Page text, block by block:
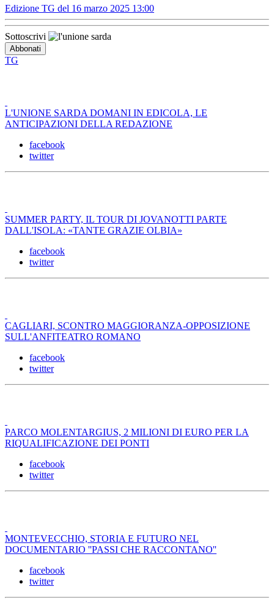
Edizione TG del 16 marzo 2025 13:00
Sottoscrivi
TG
L'UNIONE SARDA DOMANI IN EDICOLA, LE
ANTICIPAZIONI DELLA REDAZIONE
facebook
twitter
SUMMER PARTY, IL TOUR DI JOVANOTTI PARTE
DALL'ISOLA: «TANTE GRAZIE OLBIA»
facebook
twitter
CAGLIARI, SCONTRO MAGGIORANZA-OPPOSIZIONE
SULL'ANFITEATRO ROMANO
facebook
twitter
PARCO MOLENTARGIUS, 2 MILIONI DI EURO PER LA
RIQUALIFICAZIONE DEI PONTI
facebook
twitter
MONTEVECCHIO, STORIA E FUTURO NEL
DOCUMENTARIO ''PASSI CHE RACCONTANO''
facebook
twitter